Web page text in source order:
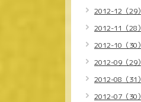
2012-12（29）
2012-11（28）
2012-10（30）
2012-09（29）
2012-08（31）
2012-07（30）